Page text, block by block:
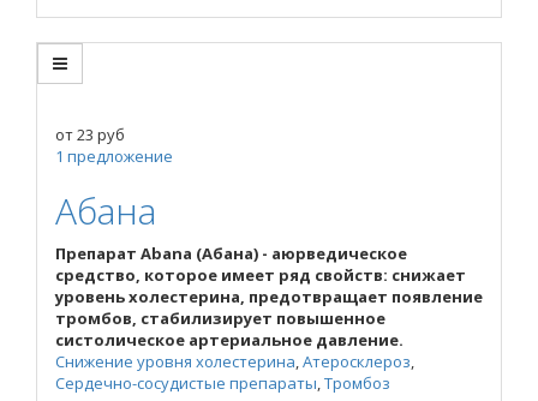
от23 руб
1 предложение
Абана
Препарат Abana (Абана) - аюрведическое
средство, которое имеет ряд свойств: снижает
уровень холестерина, предотвращает появление
тромбов, стабилизирует повышенное
систолическое артериальное давление.
Снижение уровня холестерина,Атеросклероз,
Сердечно-сосудистые препараты,Тромбоз